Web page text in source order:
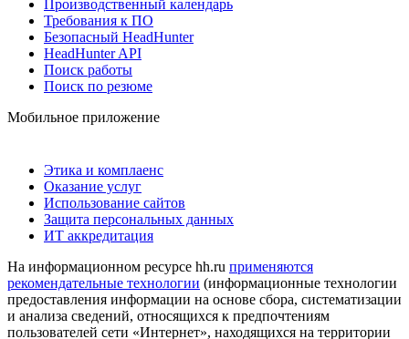
Производственный календарь
Требования к ПО
Безопасный HeadHunter
HeadHunter API
Поиск работы
Поиск по резюме
Мобильное приложение
Этика и комплаенс
Оказание услуг
Использование сайтов
Защита персональных данных
ИТ аккредитация
На информационном ресурсе hh.ru применяются
рекомендательные технологии (информационные технологии
предоставления информации на основе сбора, систематизации
и анализа сведений, относящихся к предпочтениям
пользователей сети «Интернет», находящихся на территории